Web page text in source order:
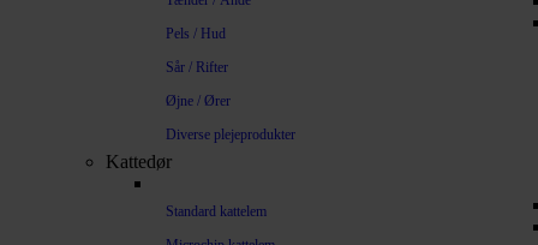
Pels / Hud
Sår / Rifter
Øjne / Ører
Diverse plejeprodukter
Kattedør
Standard kattelem